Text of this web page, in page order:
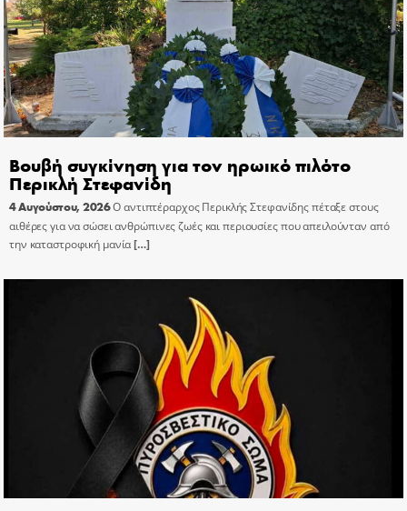
Βουβή συγκίνηση για τον ηρωικό πιλότο
Περικλή Στεφανίδη
4 Αυγούστου, 2026Ο αντιπτέραρχος Περικλής Στεφανίδης πέταξε στους
αιθέρες για να σώσει ανθρώπινες ζωές και περιουσίες που απειλούνταν από
την καταστροφική μανία[…]